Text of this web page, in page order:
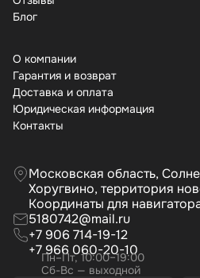
Бло
О компании
Гарантия и возврат
Доставка и оплата
Юридическая информация
Контакты
Московская область,
Хоругвино, территория
Координаты для
5180742@mail.ru
+7 906 714-19-12
+7 966 060-20-10
Пн–Пт, 10:00–19:00
Сб-Вс — выходной